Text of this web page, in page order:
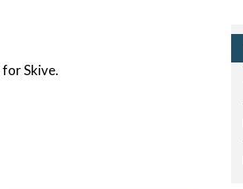
Skive.